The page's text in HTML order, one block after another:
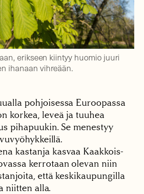
erikseen kiintyy huomio juuri
ihanaan vihreään.
pohjoisessa Euroopassa
korkea, leveä ja tuuhea
pihapuukin. Se menestyy
kastanja kasvaa Kaakkois-
kerrotaan olevan niin
että keskikaupungilla
niitten alla.